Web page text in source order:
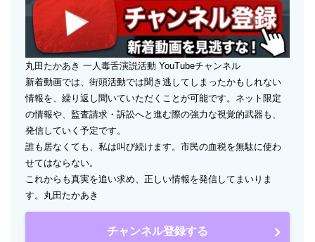
丸田たかあき 一人毒舌演説活動 YouTubeチャンネル
新着動画では、街頭活動では聞き逃してしまったかもしれない
情報を、繰り返し聞いていただくことが可能です。ネット限定
の情報や、監査請求・訴訟へと進む際の強力な視覚的武器も、
発信していく予定です。
誰も居なくても、私は叫び続けます。市民の血税を無駄に使わ
せてはならない。
これからも真実を追い求め、正しい情報を発信してまいりま
す。丸田たかあき
チャンネル登録する